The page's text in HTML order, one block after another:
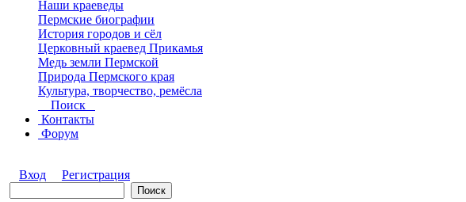
Наши краеведы
Пермские биографии
История городов и сёл
Церковный краевед Прикамья
Медь земли Пермской
Природа Пермского края
Культура, творчество, ремёсла
Поиск
Контакты
Форум
Вход Регистрация